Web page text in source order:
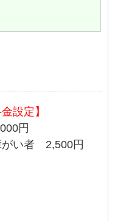
設定】
円
がい者 2,500円